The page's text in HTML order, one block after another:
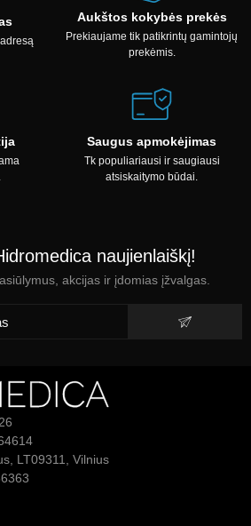
Aukštos kokybės prekės
Prekiaujame tik patikrintų gamintojų
prekėmis.
Saugus apmokėjimas
Tk populiariausi ir saugiausi
atsiskaitymo būdai.
naujienlaiškį!
akcijas ir įdomias įžvalgas.
LT09311, Vilnius